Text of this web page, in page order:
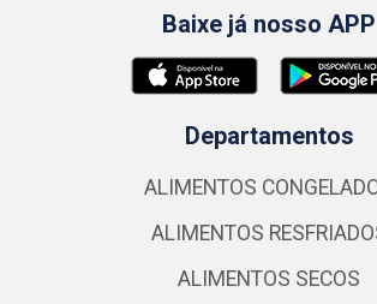
Baixe já nosso APP
Departamentos
ALIMENTOS
ALIMENTOS
ALIMENTOS SECOS